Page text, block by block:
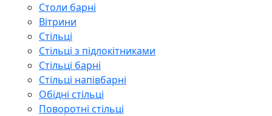
Столи барні
Вітрини
Стільці
Стільці з підлокітниками
Стільці барні
Стільці напівбарні
Обідні стільці
Поворотні стільці